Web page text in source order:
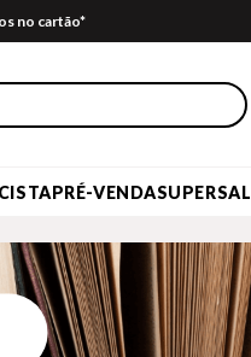
no cartão*
PRÉ-VENDA